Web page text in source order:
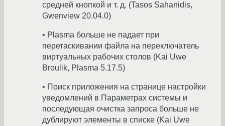
средней кнопкой и т. д. (Tasos Sahanidis,
Gwenview 20.04.0)
• Plasma больше не падает при
перетаскивании файла на переключатель
виртуальных рабочих столов (Kai Uwe
Broulik, Plasma 5.17.5)
• Поиск приложения на странице настройки
уведомлений в Параметрах системы и
последующая очистка запроса больше не
дублируют элементы в списке (Kai Uwe